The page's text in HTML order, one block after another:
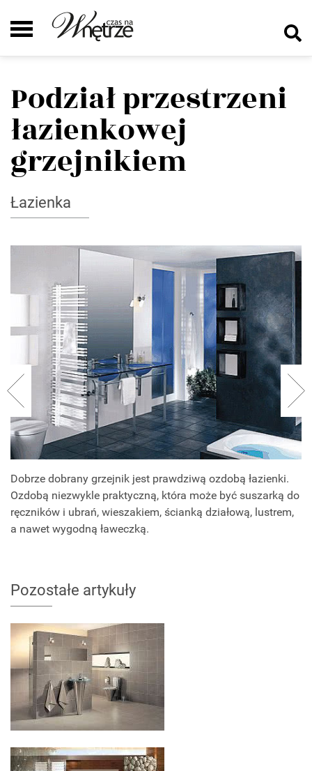
Podział przestrzeni
łazienkowej
grzejnikiem
Łazienka
Dobrze dobrany grzejnik jest prawdziwą ozdobą łazienki.
Ozdobą niezwykle praktyczną, która może być suszarką do
ręczników i ubrań, wieszakiem, ścianką działową, lustrem,
a nawet wygodną ławeczką.
Pozostałe artykuły